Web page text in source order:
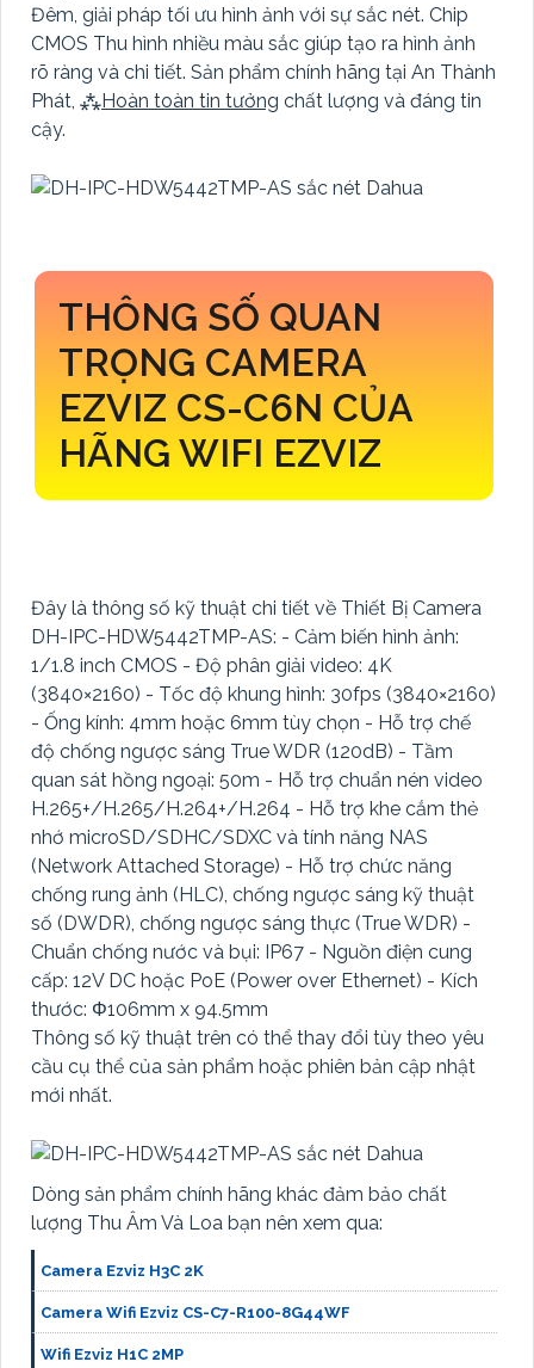
Đêm, giải pháp tối ưu hình ảnh với sự sắc nét. Chip
CMOS Thu hình nhiều màu sắc giúp tạo ra hình ảnh
rõ ràng và chi tiết. Sản phẩm chính hãng tại An Thành
Phát, ⁂Hoàn toàn tin tưởng chất lượng và đáng tin
cậy.
THÔNG SỐ QUAN
TRỌNG CAMERA
EZVIZ CS-C6N CỦA
HÃNG WIFI EZVIZ
Đây là thông số kỹ thuật chi tiết về Thiết Bị Camera
DH-IPC-HDW5442TMP-AS: - Cảm biến hình ảnh:
1/1.8 inch CMOS - Độ phân giải video: 4K
(3840×2160) - Tốc độ khung hình: 30fps (3840×2160)
- Ống kính: 4mm hoặc 6mm tùy chọn - Hỗ trợ chế
độ chống ngược sáng True WDR (120dB) - Tầm
quan sát hồng ngoại: 50m - Hỗ trợ chuẩn nén video
H.265+/H.265/H.264+/H.264 - Hỗ trợ khe cắm thẻ
nhớ microSD/SDHC/SDXC và tính năng NAS
(Network Attached Storage) - Hỗ trợ chức năng
chống rung ảnh (HLC), chống ngược sáng kỹ thuật
số (DWDR), chống ngược sáng thực (True WDR) -
Chuẩn chống nước và bụi: IP67 - Nguồn điện cung
cấp: 12V DC hoặc PoE (Power over Ethernet) - Kích
thước: Φ106mm x 94.5mm
Thông số kỹ thuật trên có thể thay đổi tùy theo yêu
cầu cụ thể của sản phẩm hoặc phiên bản cập nhật
mới nhất.
Dòng sản phẩm chính hãng khác đảm bảo chất
lượng Thu Âm Và Loa bạn nên xem qua:
Camera Ezviz H3C 2K
Camera Wifi Ezviz CS-C7-R100-8G44WF
Wifi Ezviz H1C 2MP